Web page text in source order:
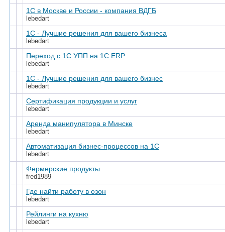
1С в Москве и России - компания ВДГБ
lebedart
1С - Лучшие решения для вашего бизнеса
lebedart
Переход с 1С УПП на 1С ERP
lebedart
1С - Лучшие решения для вашего бизнес
lebedart
Сертификация продукции и услуг
lebedart
Аренда манипулятора в Минске
lebedart
Автоматизация бизнес-процессов на 1С
lebedart
Фермерские продукты
fred1989
Где найти работу в озон
lebedart
Рейлинги на кухню
lebedart